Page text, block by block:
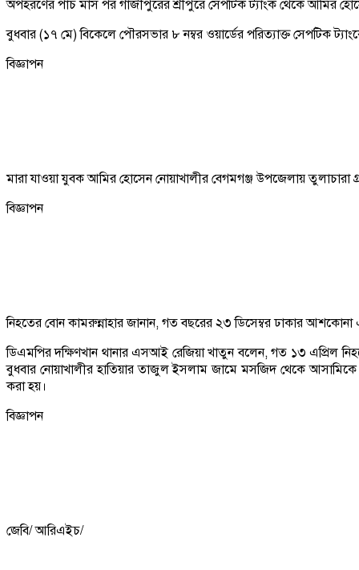
অপহরণের পাঁচ মাস পর গাজীপুরের শ্রীপুরে সেপটিক ট্যাংক থেকে আমির
বুধবার (১৭ মে) বিকেলে পৌরসভার ৮ নম্বর ওয়ার্ডের পরিত্যাক্ত সেপটিক
বিজ্ঞাপন
মারা যাওয়া যুবক আমির হোসেন নোয়াখালীর বেগমগঞ্জ উপজেলায় তুলাচারা
বিজ্ঞাপন
নিহতের বোন কামরুন্নাহার জানান, গত বছরের ২৩ ডিসেম্বর ঢাকার
ডিএমপির দক্ষিণখান থানার এসআই রেজিয়া খাতুন বলেন, গত ১৩ এপ্রিল
বুধবার নোয়াখালীর হাতিয়ার তাজুল ইসলাম জামে মসজিদ থেকে আসামিকে
করা হয়।
বিজ্ঞাপন
জেবি/ আরিএইচ/